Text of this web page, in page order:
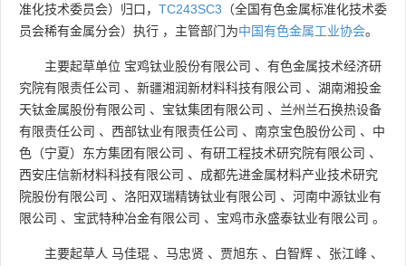
准化技术委员会）归口， TC243SC3 （全国有色金属标准化技术委
员会稀有金属分会）执行 ，主管部门为中国有色金属工业协会。
主要起草单位 宝鸡钛业股份有限公司 、 有色金属技术经济研
究院有限责任公司 、 新疆湘润新材料科技有限公司 、 湖南湘投金
天钛金属股份有限公司 、 宝钛集团有限公司 、 兰州兰石换热设备
有限责任公司 、 西部钛业有限责任公司 、 南京宝色股份公司 、 中
色（宁夏）东方集团有限公司 、 有研工程技术研究院有限公司 、
西安庄信新材料科技有限公司 、 成都先进金属材料产业技术研究
院股份有限公司 、 洛阳双瑞精铸钛业有限公司 、 河南中源钛业有
限公司 、 宝武特种冶金有限公司 、 宝鸡市永盛泰钛业有限公司 。
主要起草人 马佳琨 、 马忠贤 、 贾旭东 、 白智辉 、 张江峰 、